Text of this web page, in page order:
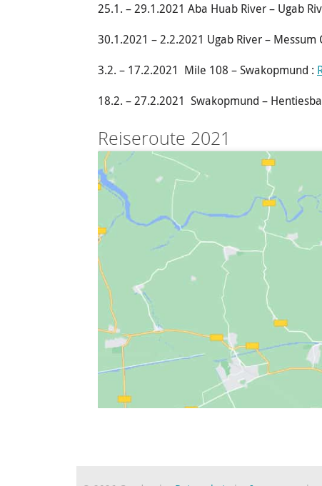
25.1. – 29.1.2021 Aba Huab River – Ugab
30.1.2021 – 2.2.2021 Ugab River – Messum
3.2. – 17.2.2021 Mile 108 – Swakopmund :
18.2. – 27.2.2021 Swakopmund –
Reiseroute 2021